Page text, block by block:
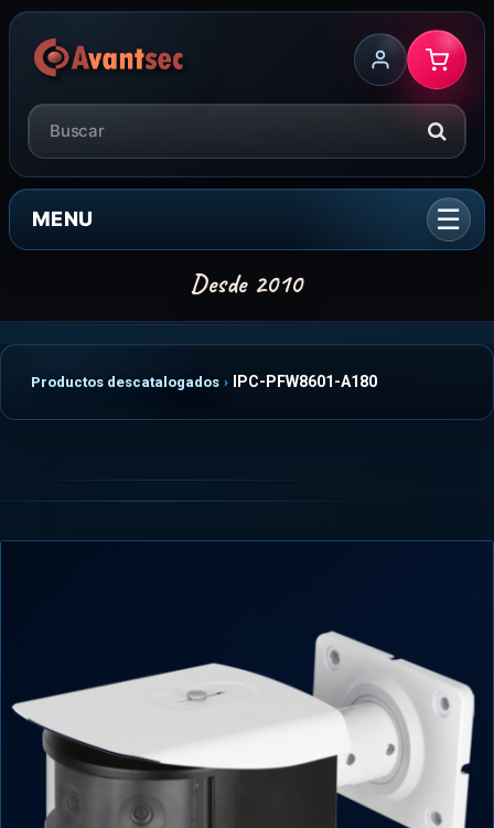
MENU
Productos descatalogados IPC-PFW8601-A180